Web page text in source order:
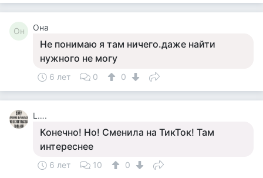
Он Она
Не понимаю я там ничего.даже найти
нужного не могу
6 лет 0 0
L….
Конечно! Но! Сменила на ТикТок! Там
интереснее
6 лет 10
0